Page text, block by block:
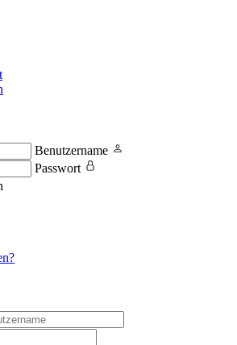
Benutzername
Passwort